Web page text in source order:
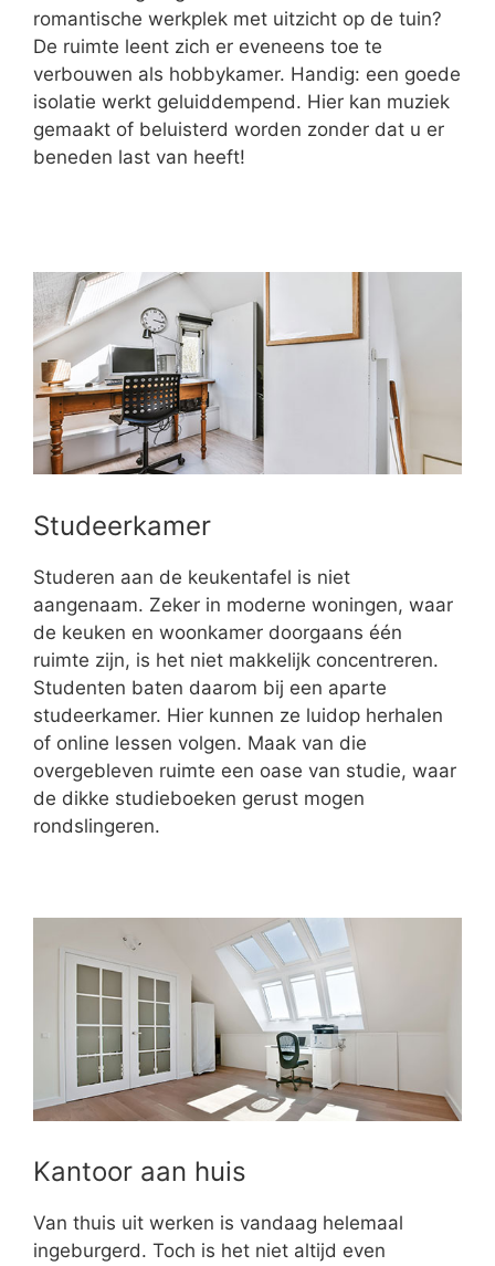
romantische werkplek met uitzicht op de tuin?
De ruimte leent zich er eveneens toe te
verbouwen als hobbykamer. Handig: een goede
isolatie werkt geluiddempend. Hier kan muziek
gemaakt of beluisterd worden zonder dat u er
beneden last van heeft!
Studeerkamer
Studeren aan de keukentafel is niet
aangenaam. Zeker in moderne woningen, waar
de keuken en woonkamer doorgaans één
ruimte zijn, is het niet makkelijk concentreren.
Studenten baten daarom bij een aparte
studeerkamer. Hier kunnen ze luidop herhalen
of online lessen volgen. Maak van die
overgebleven ruimte een oase van studie, waar
de dikke studieboeken gerust mogen
rondslingeren.
Kantoor aan huis
Van thuis uit werken is vandaag helemaal
ingeburgerd. Toch is het niet altijd even